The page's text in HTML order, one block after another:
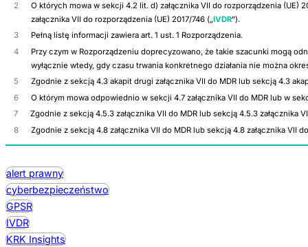
2
O których mowa w sekcji 4.2 lit. d) załącznika VII do rozporządzenia (UE)
załącznika VII do rozporządzenia (UE) 2017/746 („IVDR”).
3
Pełną listę informacji zawiera art. 1 ust. 1 Rozporządzenia.
4
Przy czym w Rozporządzeniu doprecyzowano, że takie szacunki mogą
wyłącznie wtedy, gdy czasu trwania konkretnego działania nie można
5
Zgodnie z sekcją 4.3 akapit drugi załącznika VII do MDR lub sekcją 4.3
6
O którym mowa odpowiednio w sekcji 4.7 załącznika VII do MDR lub w
7
Zgodnie z sekcją 4.5.3 załącznika VII do MDR lub sekcją 4.5.3 załącznika
8
Zgodnie z sekcją 4.8 załącznika VII do MDR lub sekcją 4.8 załącznika VII
alert prawny
cyberbezpieczeństwo
GPSR
IVDR
KRK Insights